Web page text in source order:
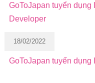
GoToJapan tuyển dụng
Developer
18/02/2022
GoToJapan tuyển dụng